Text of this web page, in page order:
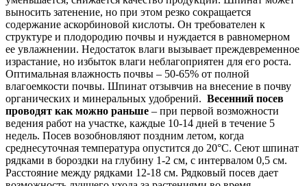
выносить затенение, но при этом резко сокращается
содержание аскорбиновой кислоты. Он требователен к
структуре и плодородию почвы и нуждается в равномерном
ее увлажнении. Недостаток влаги вызывает преждевременное
израстание, но избыток влаги неблагоприятен для его роста.
Оптимальная влажность почвы – 50-65% от полной
влагоемкости почвы. Шпинат отзывчив на внесение в почву
органических и минеральных удобрений. Весенний посев
проводят как можно раньше – при первой возможности
ведения работ на участке, каждые 10-14 дней в течение 5
недель. Посев возобновляют поздним летом, когда
среднесуточная температура опустится до 20°C. Сеют шпинат
рядками в бороздки на глубину 1-2 см, с интервалом 0,5 см.
Расстояние между рядками 12-18 см. Рядковый посев дает